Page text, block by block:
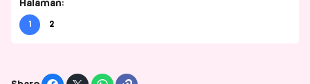
Halaman:
1 2